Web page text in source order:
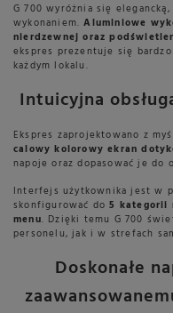
G 700 wyróżnia się
wykonaniem.Aluminiowe
nierdzewnej oraz
ekspres prezentuje się
każdym lokalu.
Intuicyjna
Ekspres zaprojektowano z
calowy kolorowy ekran
napoje oraz dopasować je do
Interfejs użytkownika jest w
skonfigurować do5 kategorii
menu. Dzięki temu G 700
personelu, jak i w strefach
Doskonałe